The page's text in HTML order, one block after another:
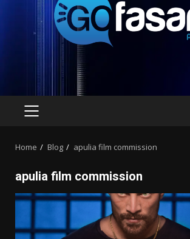
PRIMARY
Home Blog apulia film commission
apulia film commission